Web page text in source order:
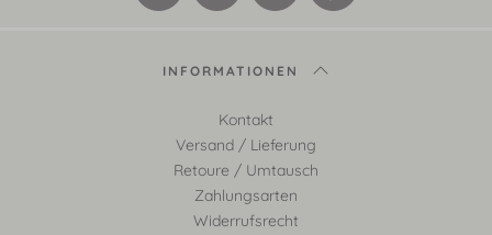
INFORMATIONEN
Kontakt
Versand / Lieferung
Retoure / Umtausch
Zahlungsarten
Widerrufsrecht